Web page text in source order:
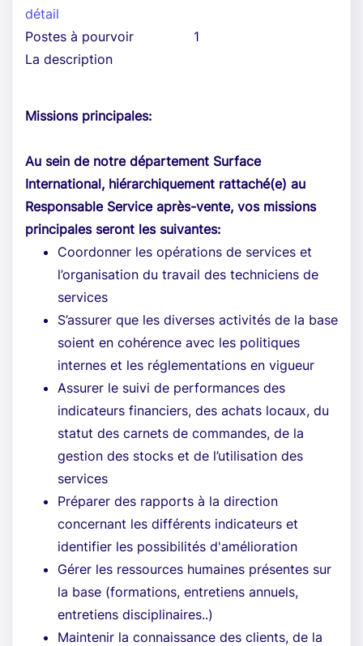
détail
Postes à pourvoir
1
La description
Missions principales:
Au sein de notre département Surface
International, hiérarchiquement rattaché(e) au
Responsable Service après-vente, vos missions
principales seront les suivantes:
Coordonner les opérations de services et
l’organisation du travail des techniciens de
services
S’assurer que les diverses activités de la base
soient en cohérence avec les politiques
internes et les réglementations en vigueur
Assurer le suivi de performances des
indicateurs financiers, des achats locaux, du
statut des carnets de commandes, de la
gestion des stocks et de l’utilisation des
services
Préparer des rapports à la direction
concernant les différents indicateurs et
identifier les possibilités d'amélioration
Gérer les ressources humaines présentes sur
la base (formations, entretiens annuels,
entretiens disciplinaires..)
Maintenir la connaissance des clients, de la